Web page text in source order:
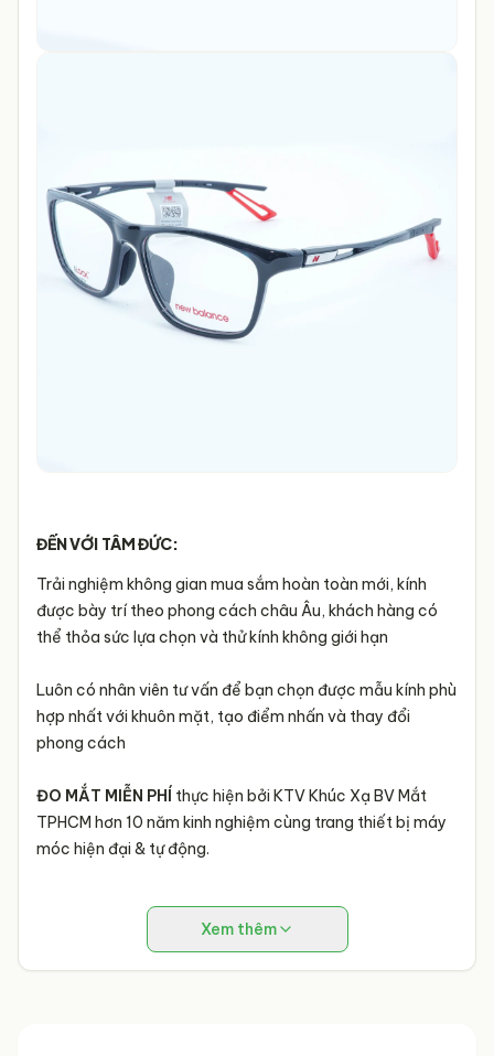
ĐẾN VỚI TÂM ĐỨC:
Trải nghiệm không gian mua sắm hoàn toàn mới, kính
được bày trí theo phong cách châu Âu, khách hàng có
thể thỏa sức lựa chọn và thử kính không giới hạn
Luôn có nhân viên tư vấn để bạn chọn được mẫu kính phù
hợp nhất với khuôn mặt, tạo điểm nhấn và thay đổi
phong cách
ĐO MẮT MIỄN PHÍ thực hiện bởi KTV Khúc Xạ BV Mắt
TPHCM hơn 10 năm kinh nghiệm cùng trang thiết bị máy
móc hiện đại & tự động.
Xem thêm